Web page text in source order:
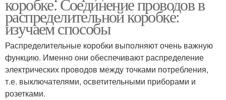
коробке. Соединение проводов в
распределительной коробке:
изучаем способы
Распределительные коробки выполняют очень важную
функцию. Именно они обеспечивают распределение
электрических проводов между точками потребления,
т.е. выключателями, осветительными приборами и
розетками.